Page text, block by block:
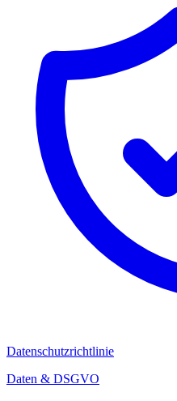
Datenschutzrichtlinie
Daten & DSGVO